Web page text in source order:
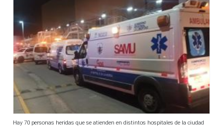
Hay 70 personas heridas que se atienden en distintos hospitales de la ciudad